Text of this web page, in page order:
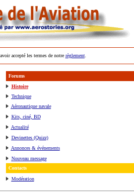
accepté les termes de notre règlement.
Forums
Histoire
Technique
Aéronautique navale
Kits, ciné, BD
Actualité
Devinettes (Quizz)
Annonces & événements
Nouveau message
Contacts
Modération